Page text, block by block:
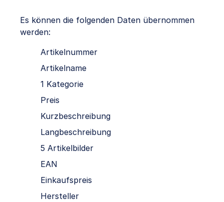
Es können die folgenden Daten übernommen
werden:
Artikelnummer
Artikelname
1 Kategorie
Preis
Kurzbeschreibung
Langbeschreibung
5 Artikelbilder
EAN
Einkaufspreis
Hersteller